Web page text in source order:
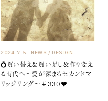
2024.7.5 NEWS DESIGN
💍買い替え＆買い足し＆作り変え
る時代へ～愛が深まるセカンドマ
リッジリング～＃330♥